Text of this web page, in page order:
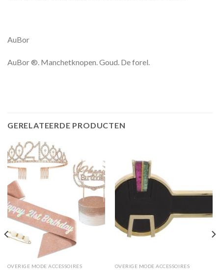
AuBor
AuBor ®. Manchetknopen. Goud. De forel.
GERELATEERDE PRODUCTEN
OVERIGE MODE ACCESSOIRES OVERIGE MODE ACCESSOIRES